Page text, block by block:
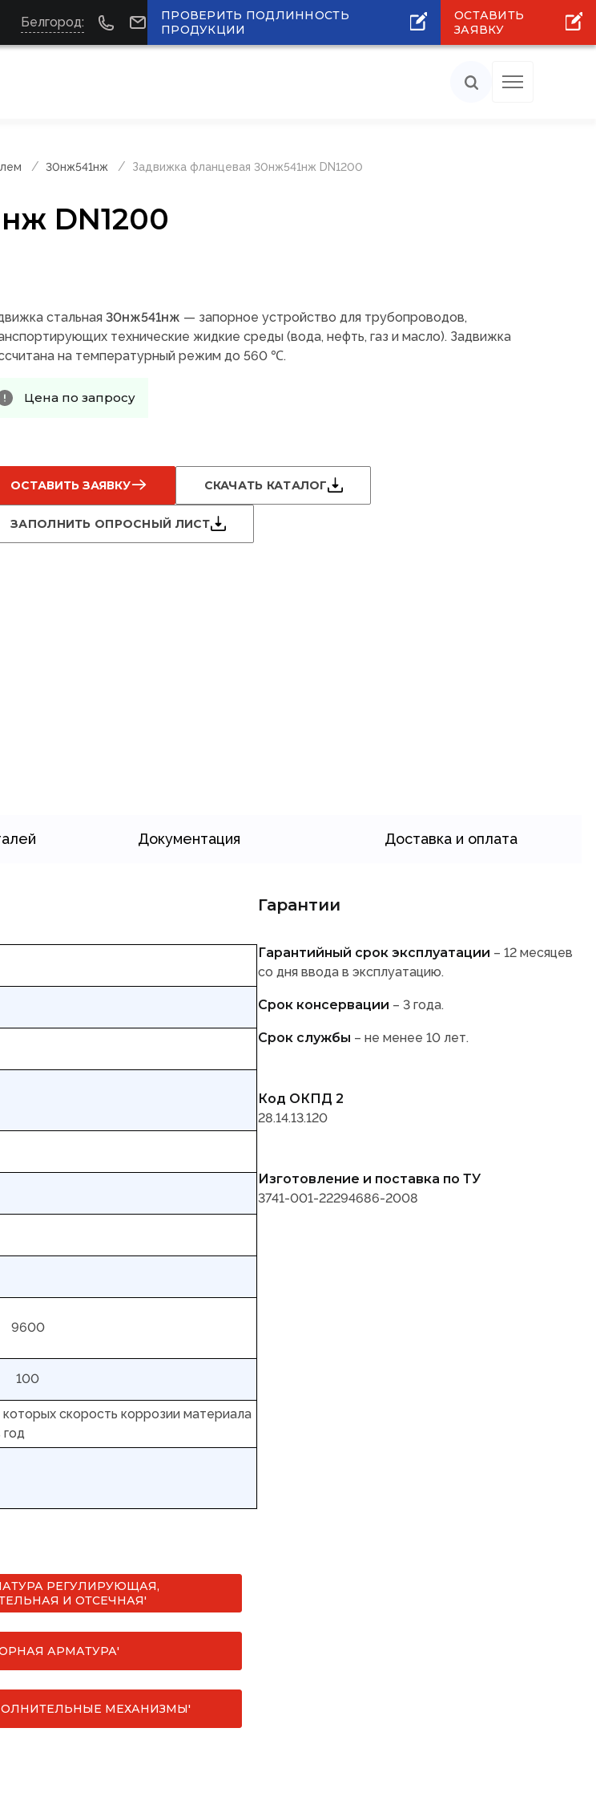
Белгород:
ПРОВЕРИТЬ ПОДЛИННОСТЬ
ПРОДУКЦИИ
ОСТАВИТЬ
ЗАЯВКУ
30нж541нж Задвижка фланцевая 30нж541нж DN1200
DN1200
стальная 30нж541нж — запорное устройство для трубопроводов,
технические жидкие среды (вода, нефть, газ и масло). Задвижка
на температурный режим до 560 ℃.
Цена по запросу
ОСТАВИТЬ ЗАЯВКУ СКАЧАТЬ КАТАЛОГ
ЗАПОЛНИТЬ ОПРОСНЫЙ ЛИСТ
Документация Доставка и оплата
9600
100
скорость коррозии материала
Гарантии
Гарантийный срок эксплуатации – 12 месяцев
со дня ввода в эксплуатацию.
Срок консервации – 3 года.
Срок службы – не менее 10 лет.
Код ОКПД 2
28.14.13.120
Изготовление и поставка по ТУ
3741-001-22294686-2008
РЕГУЛИРУЮЩАЯ,
И ОТСЕЧНАЯ'
АРМАТУРА'
МЕХАНИЗМЫ'